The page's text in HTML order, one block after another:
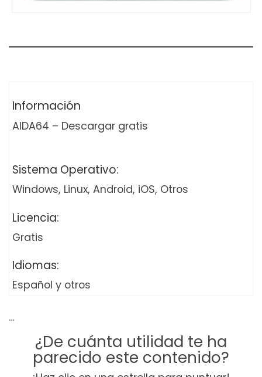
Información
AIDA64 – Descargar gratis
Sistema Operativo:
Windows, Linux, Android, iOS, Otros
Licencia:
Gratis
Idiomas:
Español y otros
…
¿De cuánta utilidad te ha
parecido este contenido?